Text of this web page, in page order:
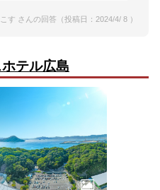
す さんの回答（投稿日：2024/4/ 8 ）
テル広島